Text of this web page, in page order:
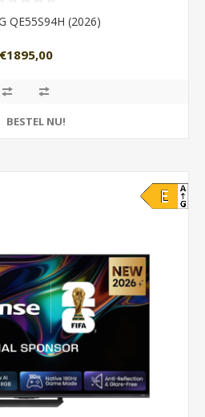
QE55S94H (2026)
€1895,00
BESTEL NU!